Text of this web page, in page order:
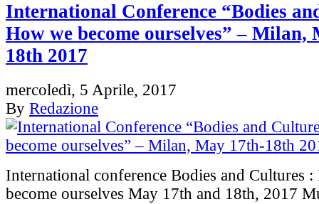
International Conference “Bodies
How we become ourselves” – Milan,
18th 2017
mercoledì, 5 Aprile, 2017
By Redazione
International conference Bodies and Cultures
become ourselves May 17th and 18th, 2017